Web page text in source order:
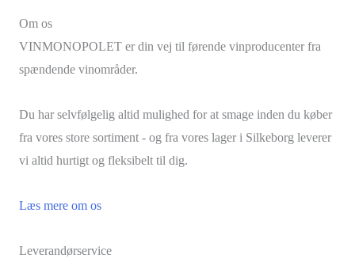
Om os
VINMONOPOLET er din vej til førende vinproducenter fra
spændende vinområder.
Du har selvfølgelig altid mulighed for at smage inden du køber
fra vores store sortiment - og fra vores lager i Silkeborg leverer
vi altid hurtigt og fleksibelt til dig.
Læs mere om os
Leverandørservice